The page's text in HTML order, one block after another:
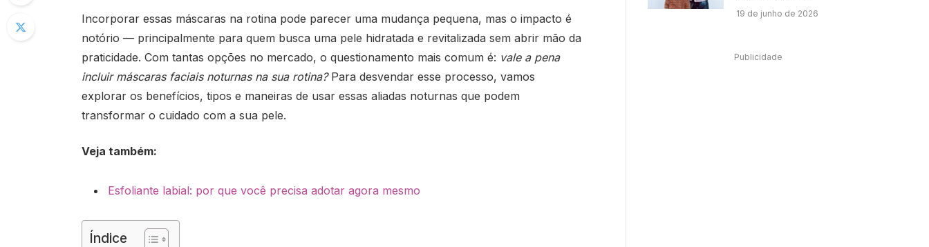
Incorporar essas máscaras na rotina pode parecer uma mudança pequena, mas o impacto é
notório — principalmente para quem busca uma pele hidratada e revitalizada sem abrir mão da
praticidade. Com tantas opções no mercado, o questionamento mais comum é: vale a pena
incluir máscaras faciais noturnas na sua rotina?Para desvendar esse processo, vamos
explorar os benefícios, tipos e maneiras de usar essas aliadas noturnas que podem
transformar o cuidado com a sua pele.
Veja também:
Esfoliante labial: por que você precisa adotar agora mesmo
Índice
19 de junho de 2026
Publicidade